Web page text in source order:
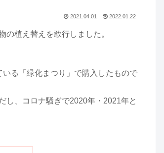
2021.04.01 2022.01.22
植え替えを敢行しました。
る「緑化まつり」で購入したもので
し、コロナ騒ぎで2020年・2021年と